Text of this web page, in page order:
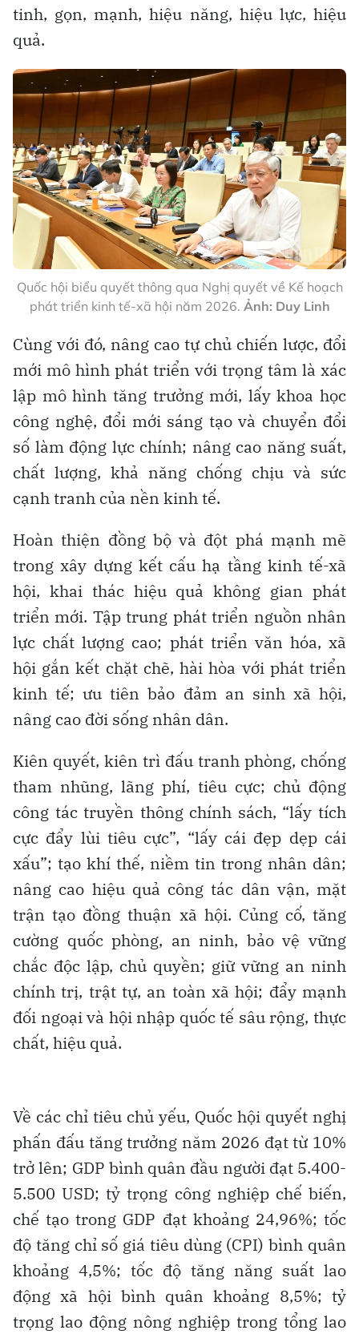
tinh, gọn, mạnh, hiệu năng, hiệu lực, hiệu
quả.
Quốc hội biểu quyết thông qua Nghị quyết về Kế hoạch
phát triển kinh tế-xã hội năm 2026. Ảnh: Duy Linh
Cùng với đó, nâng cao tự chủ chiến lược, đổi
mới mô hình phát triển với trọng tâm là xác
lập mô hình tăng trưởng mới, lấy khoa học
công nghệ, đổi mới sáng tạo và chuyển đổi
số làm động lực chính; nâng cao năng suất,
chất lượng, khả năng chống chịu và sức
cạnh tranh của nền kinh tế.
Hoàn thiện đồng bộ và đột phá mạnh mẽ
trong xây dựng kết cấu hạ tầng kinh tế-xã
hội, khai thác hiệu quả không gian phát
triển mới. Tập trung phát triển nguồn nhân
lực chất lượng cao; phát triển văn hóa, xã
hội gắn kết chặt chẽ, hài hòa với phát triển
kinh tế; ưu tiên bảo đảm an sinh xã hội,
nâng cao đời sống nhân dân.
Kiên quyết, kiên trì đấu tranh phòng, chống
tham nhũng, lãng phí, tiêu cực; chủ động
công tác truyền thông chính sách, “lấy tích
cực đẩy lùi tiêu cực”, “lấy cái đẹp dẹp cái
xấu”; tạo khí thế, niềm tin trong nhân dân;
nâng cao hiệu quả công tác dân vận, mặt
trận tạo đồng thuận xã hội. Củng cố, tăng
cường quốc phòng, an ninh, bảo vệ vững
chắc độc lập, chủ quyền; giữ vững an ninh
chính trị, trật tự, an toàn xã hội; đẩy mạnh
đối ngoại và hội nhập quốc tế sâu rộng, thực
chất, hiệu quả.
Về các chỉ tiêu chủ yếu, Quốc hội quyết nghị
phấn đấu tăng trưởng năm 2026 đạt từ 10%
trở lên; GDP bình quân đầu người đạt 5.400-
5.500 USD; tỷ trọng công nghiệp chế biến,
chế tạo trong GDP đạt khoảng 24,96%; tốc
độ tăng chỉ số giá tiêu dùng (CPI) bình quân
khoảng 4,5%; tốc độ tăng năng suất lao
động xã hội bình quân khoảng 8,5%; tỷ
trọng lao động nông nghiệp trong tổng lao